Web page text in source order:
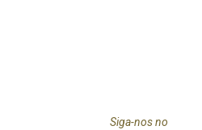
Siga-nos no